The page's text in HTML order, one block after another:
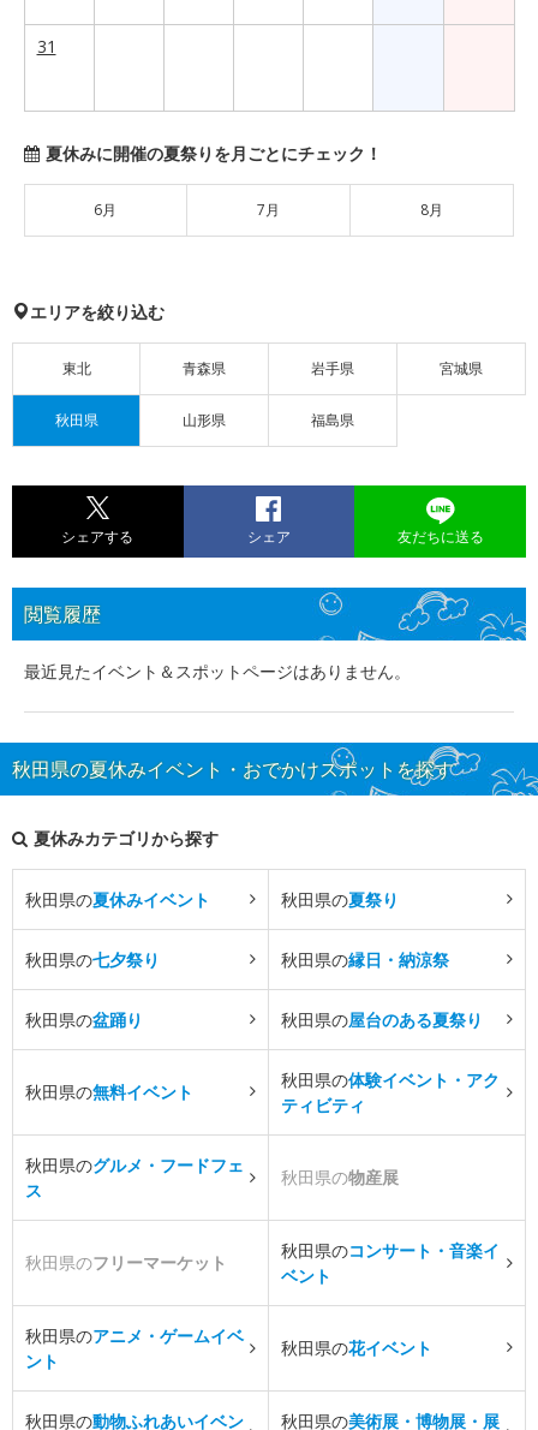
31
夏休みに開催の夏祭りを月ごとにチェック！
6月 7月 8月
エリアを絞り込む
東北 青森県 岩手県 宮城県
秋田県 山形県 福島県
シェアする シェア 友だちに送る
閲覧履歴
最近見たイベント＆スポットページはありません。
秋田県の夏休みイベント・おでかけスポットを探す
夏休みカテゴリから探す
秋田県の夏休みイベント 秋田県の夏祭り
秋田県の七夕祭り 秋田県の縁日・納涼祭
秋田県の盆踊り 秋田県の屋台のある夏祭り
秋田県の無料イベント
秋田県の体験イベント・アク
ティビティ
秋田県のグルメ・フードフェ
ス
秋田県の物産展
秋田県のフリーマーケット
秋田県のコンサート・音楽イ
ベント
秋田県のアニメ・ゲームイベ
ント
秋田県の花イベント
秋田県の動物ふれあいイベン 秋田県の美術展・博物展・展